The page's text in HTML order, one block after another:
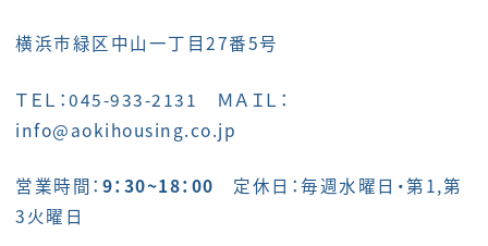
横浜市緑区中山一丁目27番5号
ＴＥＬ：045-933-2131 ＭＡＩＬ：
info@aokihousing.co.jp
営業時間： 9：30~18：00 定休日：毎週水曜日・第1,第
3火曜日